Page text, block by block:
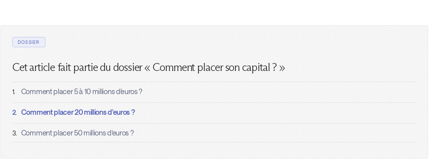
DOSSIER
Cet article fait partie du dossier « Comment placer son capital ? »
1. Comment placer 5 à 10 millions d'euros ?
2. Comment placer 20 millions d'euros ?
3. Comment placer 50 millions d'euros ?